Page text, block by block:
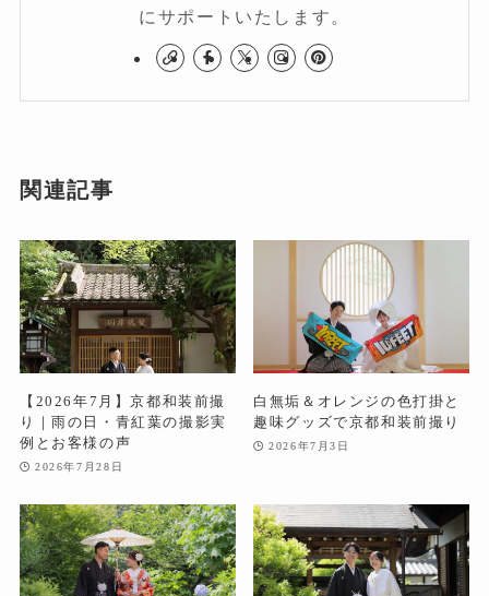
にサポートいたします。
関連記事
【2026年7月】京都和装前撮
り｜雨の日・青紅葉の撮影実
例とお客様の声
2026年7月28日
白無垢＆オレンジの色打掛と
趣味グッズで京都和装前撮り
2026年7月3日